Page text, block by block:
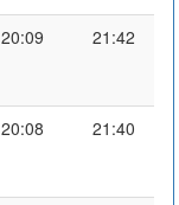
20:09 21:42
20:08 21:40